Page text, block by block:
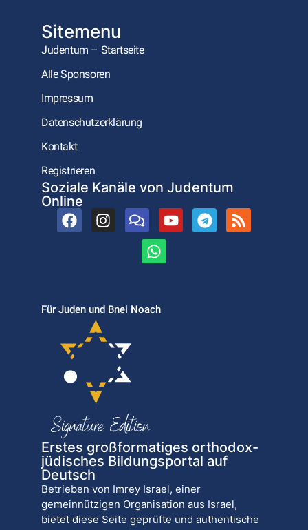
Sitemenu
Judentum – Startseite
Alle Sponsoren
Impressum
Datenschutzerklärung
Kontakt
Registrieren
Soziale Kanäle von Judentum
Online
Für Juden und Bnei Noach
Erstes großformatiges orthodox-
jüdisches Bildungsportal auf
Deutsch
Betrieben von Imrey Israel, einer
gemeinnützigen Organisation aus Israel,
bietet diese Seite geprüfte und authentische